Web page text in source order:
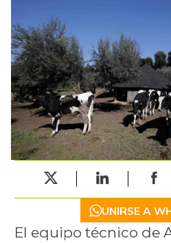
UNIRSE A
El equipo técnico de